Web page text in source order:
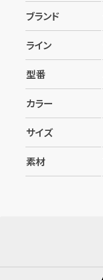
ブランド
ライン
型番
カラー
サイズ
素材